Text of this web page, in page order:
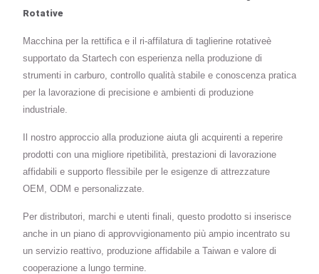
Rotative
Macchina per la rettifica e il ri-affilatura di taglierine rotativeè
supportato da Startech con esperienza nella produzione di
strumenti in carburo, controllo qualità stabile e conoscenza pratica
per la lavorazione di precisione e ambienti di produzione
industriale.
Il nostro approccio alla produzione aiuta gli acquirenti a reperire
prodotti con una migliore ripetibilità, prestazioni di lavorazione
affidabili e supporto flessibile per le esigenze di attrezzature
OEM, ODM e personalizzate.
Per distributori, marchi e utenti finali, questo prodotto si inserisce
anche in un piano di approvvigionamento più ampio incentrato su
un servizio reattivo, produzione affidabile a Taiwan e valore di
cooperazione a lungo termine.